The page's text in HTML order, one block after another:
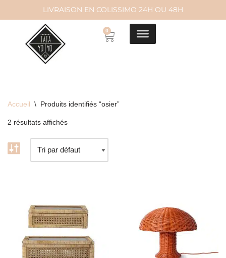
contenu
LIVRAISON EN COLISSIMO 24H OU 48H
0
Accueil \ Produits identifiés “osier”
2 résultats affichés